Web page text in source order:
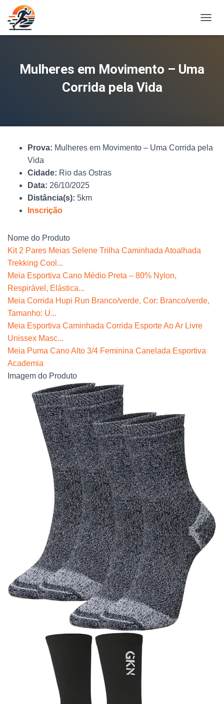
L
A
Mulheres em Movimento – Uma
Corrida pela Vida
Prova: Mulheres em Movimento – Uma Corrida pela
Vida
Cidade: Rio das Ostras
Data: 26/10/2025
Distância(s): 5km
Inscrição
Nome do Produto
Kit 2 Pares Meias Selene Trilha Caminhada Atoalhada
Trekking Cool...
Meia Esportiva Cano Médio Preta – 80% Nylon,
Respirável, Elástica...
Meia Corrida Hupi Run Branco/verde, Cor: Branco/verde,
Tamanho: U...
Meia Esportiva Caminhada Corrida Esporte Ao Ar Livre
Unissex Masc...
Meia Puma Cano Alto 3/4 Feminina Canelada Esportiva
Academia
Imagem do Produto